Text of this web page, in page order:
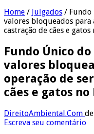
Home / Julgados /
valores bloqueados para
castração de cães e
Fundo Único
valores
operação de
cães e gatos
DireitoAmbiental.Com
Escreva seu comentário